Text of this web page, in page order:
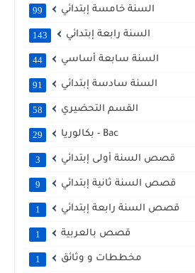
السنة خامسة إبتدائي 99
السنة رابعة إبتدائي 143
السنة سابعة أساسي 44
السنة سادسة إبتدائي 91
القسم التحضيري 58
بكالوريا - Bac 29
قصص السنة أولى إبتدائي 3
قصص السنة ثانية إبتدائي 9
قصص السنة رابعة إبتدائي 1
قصص بالعربية 1
مخططات و وثائق 1